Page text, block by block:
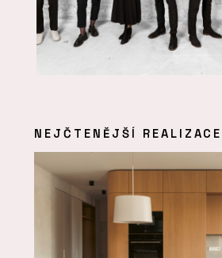
NEJČTENĚJŠÍ REALIZACE